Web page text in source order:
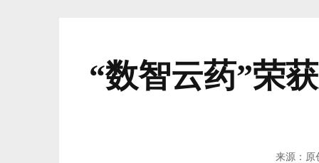
“数智云药”荣
来源：